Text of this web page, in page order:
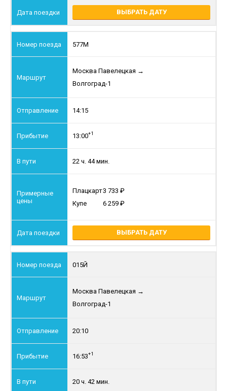
ВЫБРАТЬ ДАТУ
577М
Москва Павелецкая →
Волгоград-1
14:15
13:00+1
22 ч. 44 мин.
Плацкарт3 733
Купе
6 259
ВЫБРАТЬ ДАТУ
015Й
Москва Павелецкая →
Волгоград-1
20:10
16:53+1
20 ч. 42 мин.